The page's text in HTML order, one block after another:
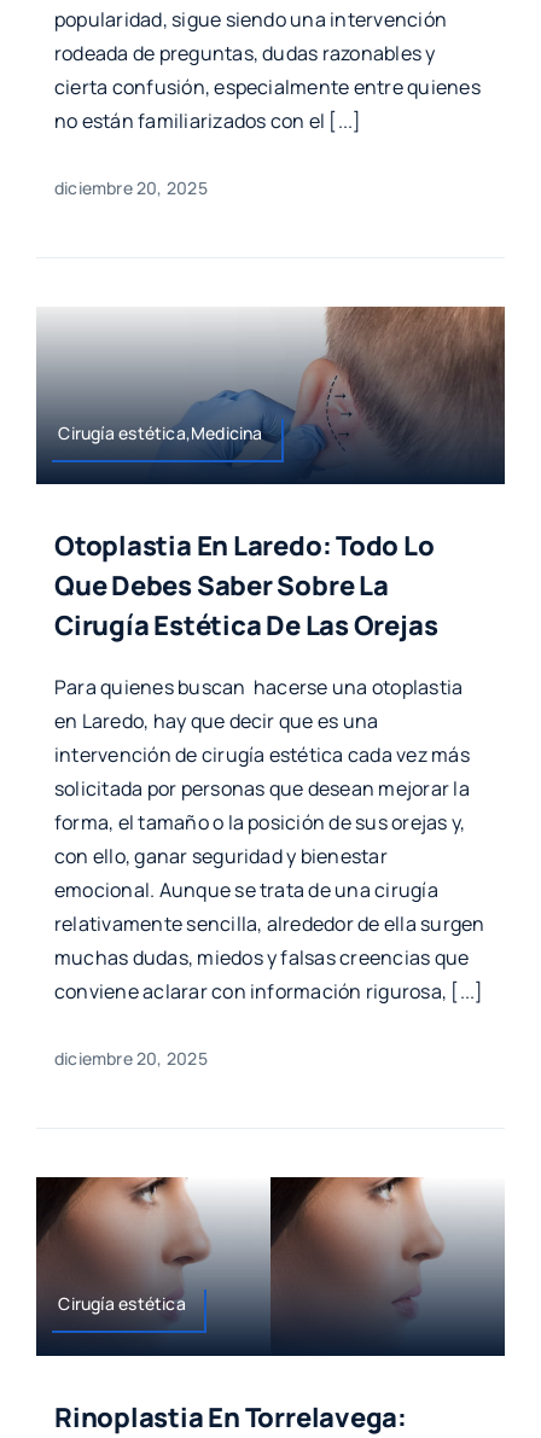
popularidad, sigue siendo una intervención
rodeada de preguntas, dudas razonables y
cierta confusión, especialmente entre quienes
no están familiarizados con el [...]
diciembre 20, 2025
Cirugía estética,Medicina
Otoplastia En Laredo: Todo Lo
Que Debes Saber Sobre La
Cirugía Estética De Las Orejas
Para quienes buscan hacerse una otoplastia
en Laredo, hay que decir que es una
intervención de cirugía estética cada vez más
solicitada por personas que desean mejorar la
forma, el tamaño o la posición de sus orejas y,
con ello, ganar seguridad y bienestar
emocional. Aunque se trata de una cirugía
relativamente sencilla, alrededor de ella surgen
muchas dudas, miedos y falsas creencias que
conviene aclarar con información rigurosa, [...]
diciembre 20, 2025
Cirugía estética
Rinoplastia En Torrelavega: